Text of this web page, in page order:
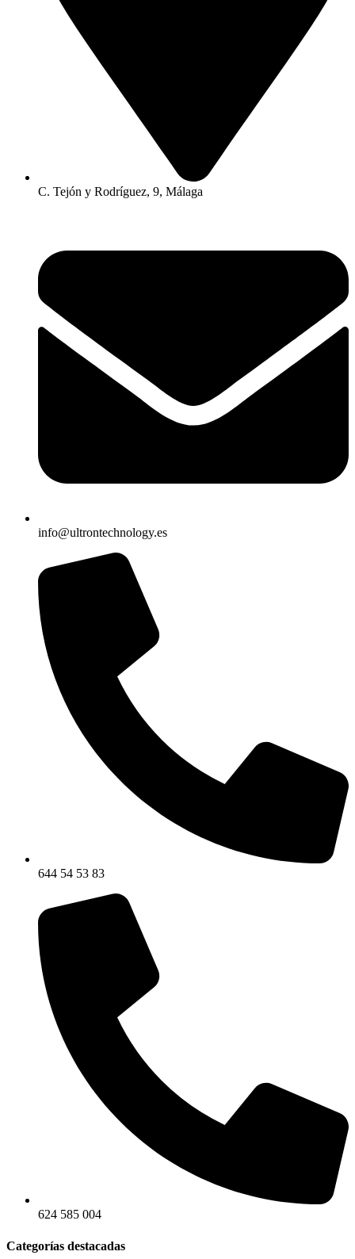
C. Tejón y Rodríguez, 9, Málaga
info@ultrontechnology.es
644 54 53 83
624 585 004
Categorías destacadas